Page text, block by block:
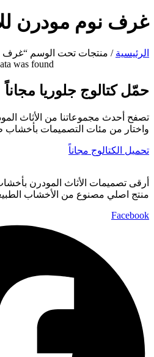
غرف نوم مودرن
الرئيسية / منتجات تحت الوسم “غرف
was found
حمّل كتالوج جلوريا مجاناً
تصفح أحدث مجموعاتنا من الأثاث
واختار من مئات التصميمات بأخشاب
تحميل الكتالوج مجاناً
أرقى تصميمات الأثاث المودرن
منتج اصلي مصنوع من الأخشاب
Facebook